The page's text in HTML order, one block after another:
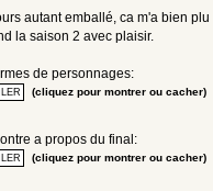
autant emballé, ca m'a bien plu
la saison 2 avec plaisir.
de personnages:
(cliquez pour montrer ou cacher)
a propos du final:
(cliquez pour montrer ou cacher)